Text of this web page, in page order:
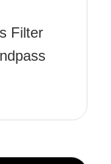
Filter